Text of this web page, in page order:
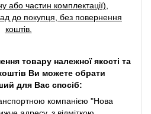
або частин комплектації),
до покупця, без повернення
коштів.
товару належної якості та
Ви можете обрати
для Вас спосіб:
компанією "Нова